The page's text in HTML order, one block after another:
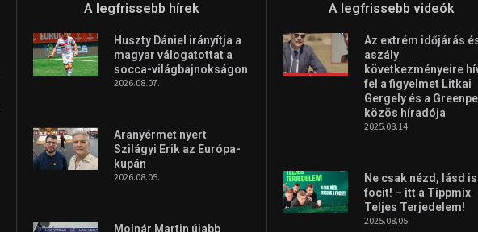
A legfrissebb hírek
Huszty Dániel irányítja a
magyar válogatottat a
socca-világbajnokságon
2026.08.07.
Aranyérmet nyert
Szilágyi Erik az Európa-
kupán
2026.08.05.
Molnár Martin újabb
A legfrissebb videók
Az extrém időjárás
aszály
következményeire
fel a figyelmet Litkai
Gergely és a
közös híradója
2025.08.14.
Ne csak nézd, lásd
focit! – itt a Tippmix
Teljes Terjedelem!
2025.08.05.